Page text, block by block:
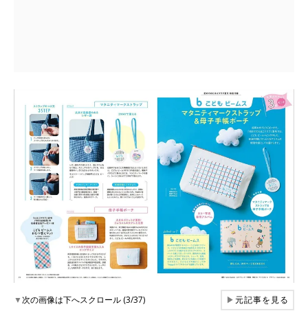
▼次の画像は下へスクロール (3/37) ▶元記事を見る